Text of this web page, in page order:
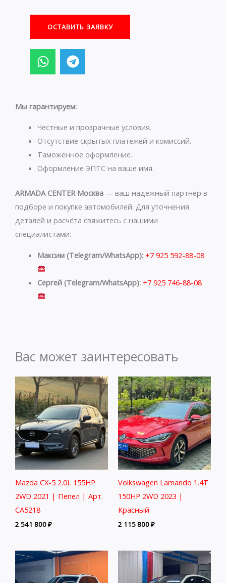
ОСТАВИТЬ ЗАЯВКУ
W
h
a
s
p
p
T
e
l
g
a
m
Мы гарантируем:
Честные и прозрачные условия.
Отсутствие скрытых платежей и комиссий.
Таможенное оформление.
Оформление ЭПТС на ваше имя.
ARMADA CENTER Москва — ваш надежный партнёр в
подборе и покупке автомобилей. Для уточнения
деталей и расчёта свяжитесь с нашими
специалистами:
Максим (Telegram/WhatsApp): +7 925 592-88-08
Сергей (Telegram/WhatsApp): +7 925 746-88-08
Вас может заинтересовать
Mazda CX-5 2.0L 155HP
2WD 2021 | Пепел | Арт.
CA5218
2 541 800₽
Volkswagen Lamando 1.4T
150HP 2WD 2023 |
Красный
2 115 800₽